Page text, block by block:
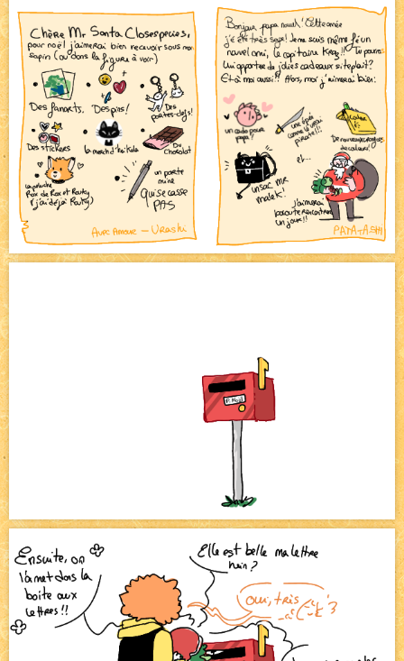
Pique-nique d'été NEW
Avatar, le dessin d'un autre maître NEW
Beyond the cliff (suite) NEW
On retape les miniatures de l'accueil NEW